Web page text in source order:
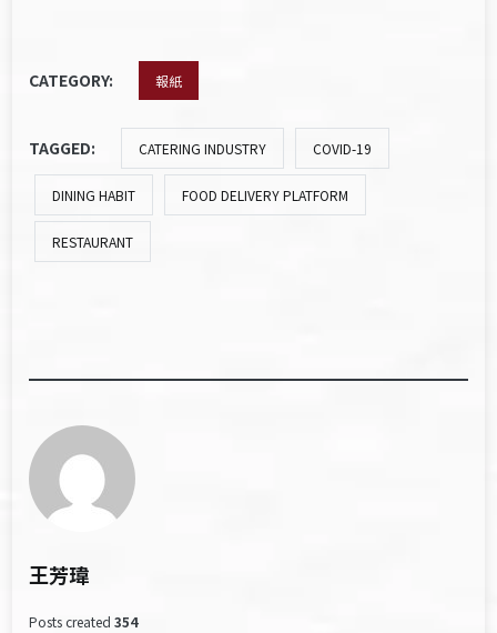
CATEGORY: 報紙
TAGGED: CATERING INDUSTRY COVID-19
DINING HABIT FOOD DELIVERY PLATFORM
RESTAURANT
王芳瑋
Posts created 354